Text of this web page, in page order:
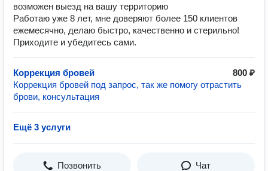
возможен выезд на вашу территорию
Работаю уже 8 лет, мне доверяют более 150 клиентов
ежемесячно, делаю быстро, качественно и стерильно!
Приходите и убедитесь сами.
Коррекция бровей
800 ₽
Коррекция бровей под запрос, так же помогу отрастить
брови, консультация
Ещё 3 услуги
Позвонить Чат